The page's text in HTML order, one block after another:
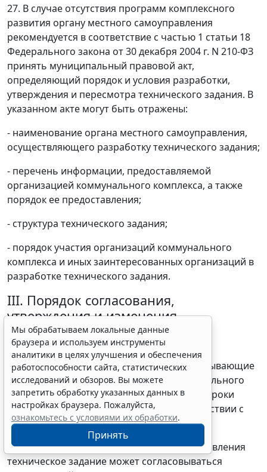
27. В случае отсутствия программ комплексного
развития органу местного самоуправления
рекомендуется в соответствие с частью 1 статьи 18
Федерального закона от 30 декабря 2004 г. N 210-ФЗ
принять муниципальный правовой акт,
определяющий порядок и условия разработки,
утверждения и пересмотра технического задания. В
указанном акте могут быть отражены:
- наименование органа местного самоуправления,
осуществляющего разработку технического задания;
- перечень информации, предоставляемой
организацией коммунального комплекса, а также
порядок ее предоставления;
- структура технического задания;
- порядок участия организаций коммунального
комплекса и иных заинтересованных организаций в
разработке технического задания.
III. Порядок согласования,
утверждения и изменения
технического задания
28. Техническое задание рекомендуется
разрабатывать и утверждать в сроки, учитывающие
период подготовки организацией коммунального
комплекса инвестиционной программы и сроки
утверждения данной программы в соответствии с
законодательством.
29. По решению органа местного самоуправления
техническое задание может согласовываться
Мы обрабатываем локальные данные
браузера и используем инструменты
аналитики в целях улучшения и обеспечения
работоспособности сайта, статистических
исследований и обзоров. Вы можете
запретить обработку указанных данных в
настройках браузера. Пожалуйста,
ознакомьтесь с условиями их обработки.
Принять